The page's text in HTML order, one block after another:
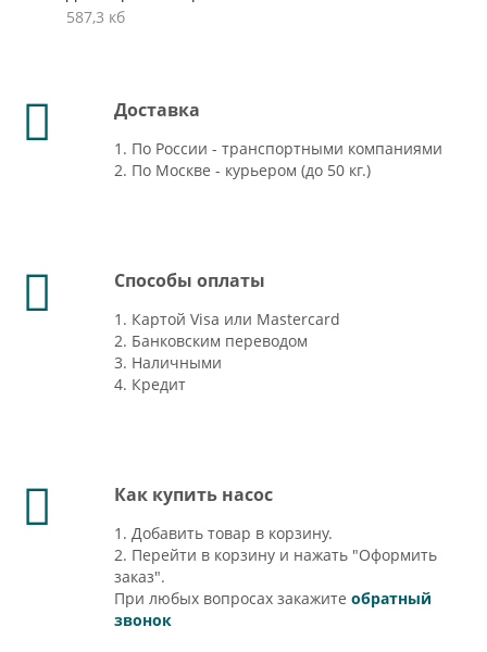
587,3 кб
Доставка
1. По России - транспортными компаниями
2. По Москве - курьером (до 50 кг.)
Способы оплаты
1. Картой Visa или Mastercard
2. Банковским переводом
3. Наличными
4. Кредит
Как купить насос
1. Добавить товар в корзину.
2. Перейти в корзину и нажать "Оформить
заказ".
При любых вопросах закажите обратный
звонок